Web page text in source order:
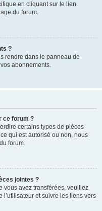
en cliquant sur le lien
du forum.
?
rendre dans le panneau de
abonnements.
ce forum ?
certains types de pièces
qui est autorisé ou non, nous
forum.
jointes ?
vous avez transférées, veuillez
et suivre les liens vers